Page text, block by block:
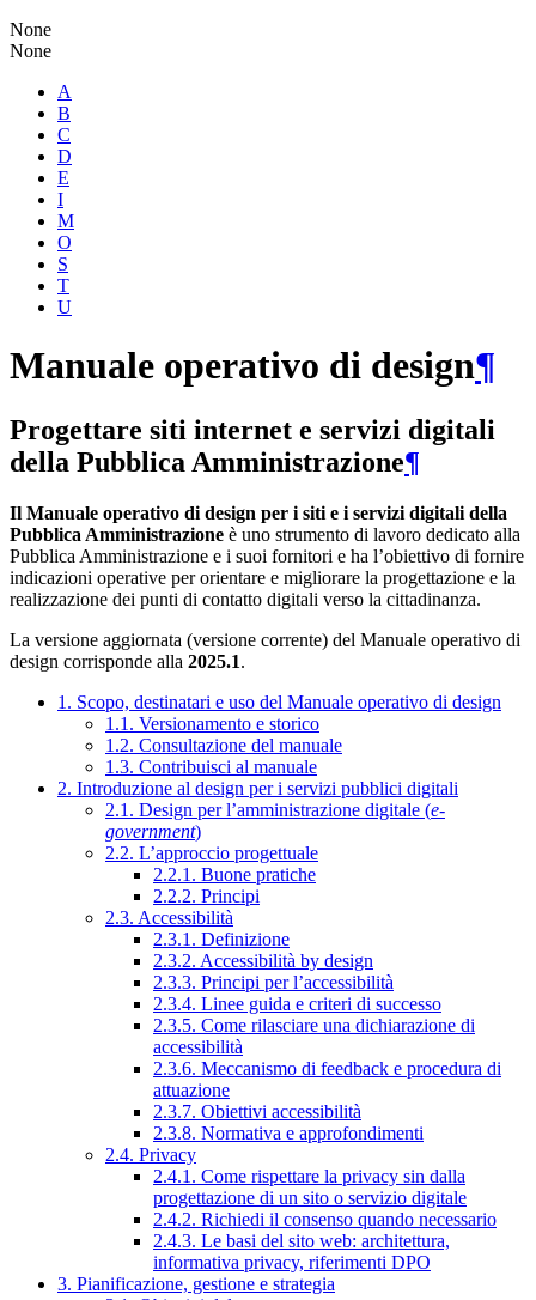
None
None
A
B
C
D
E
I
M
O
S
T
U
Manuale operativo di design¶
Progettare siti internet e servizi digitali
della Pubblica Amministrazione¶
Il Manuale operativo di design per i siti e i servizi digitali della
Pubblica Amministrazione è uno strumento di lavoro dedicato alla
Pubblica Amministrazione e i suoi fornitori e ha l’obiettivo di fornire
indicazioni operative per orientare e migliorare la progettazione e la
realizzazione dei punti di contatto digitali verso la cittadinanza.
La versione aggiornata (versione corrente) del Manuale operativo di
design corrisponde alla 2025.1.
1. Scopo, destinatari e uso del Manuale operativo di design
1.1. Versionamento e storico
1.2. Consultazione del manuale
1.3. Contribuisci al manuale
2. Introduzione al design per i servizi pubblici digitali
2.1. Design per l’amministrazione digitale (e-
government)
2.2. L’approccio progettuale
2.2.1. Buone pratiche
2.2.2. Principi
2.3. Accessibilità
2.3.1. Definizione
2.3.2. Accessibilità by design
2.3.3. Principi per l’accessibilità
2.3.4. Linee guida e criteri di successo
2.3.5. Come rilasciare una dichiarazione di
accessibilità
2.3.6. Meccanismo di feedback e procedura di
attuazione
2.3.7. Obiettivi accessibilità
2.3.8. Normativa e approfondimenti
2.4. Privacy
2.4.1. Come rispettare la privacy sin dalla
progettazione di un sito o servizio digitale
2.4.2. Richiedi il consenso quando necessario
2.4.3. Le basi del sito web: architettura,
informativa privacy, riferimenti DPO
3. Pianificazione, gestione e strategia